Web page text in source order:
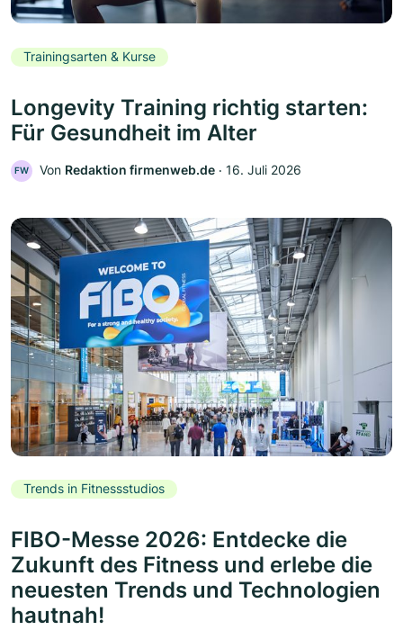
Trainingsarten & Kurse
Longevity Training richtig starten:
Für Gesundheit im Alter
FW Von Redaktion firmenweb.de ‧ 16. Juli 2026
Trends in Fitnessstudios
FIBO-Messe 2026: Entdecke die
Zukunft des Fitness und erlebe die
neuesten Trends und Technologien
hautnah!